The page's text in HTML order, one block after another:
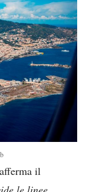
afferma il